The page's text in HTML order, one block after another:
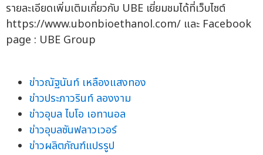
รายละเอียดเพิ่มเติมเกี่ยวกับ UBE เยี่ยมชมได้ที่เว็บไซต์
https://www.ubonbioethanol.com/ และ Facebook
page : UBE Group
ข่าวณัฐนันท์ เหลืองแสงทอง
ข่าวประภาวรินท์ ลองงาม
ข่าวอุบล ไบโอ เอทานอล
ข่าวอุบลซันฟลาวเวอร์
ข่าวผลิตภัณฑ์แปรรูป